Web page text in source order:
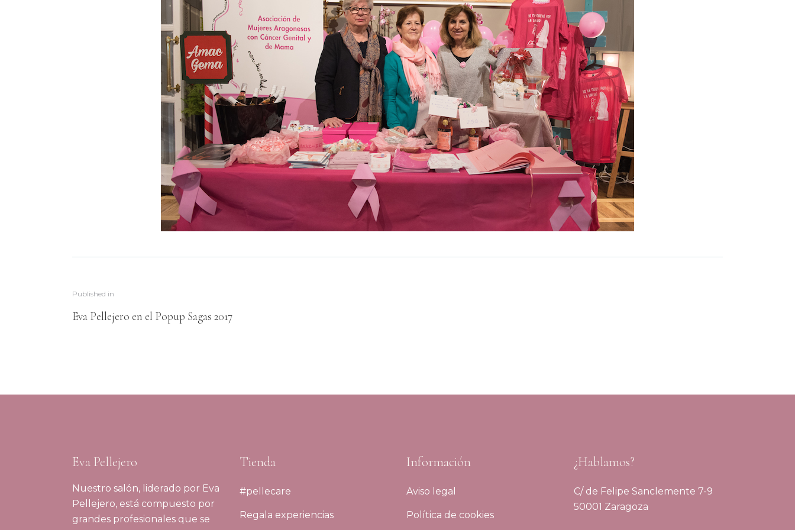
Published in
Eva Pellejero en el Popup Sagas 2017
Eva Pellejero
Nuestro salón, liderado por Eva
Pellejero, está compuesto por
grandes profesionales que se
Tienda
#pellecare
Regala experiencias
Información
Aviso legal
Política de cookies
¿Hablamos?
C/ de Felipe Sanclemente 7-9
50001 Zaragoza